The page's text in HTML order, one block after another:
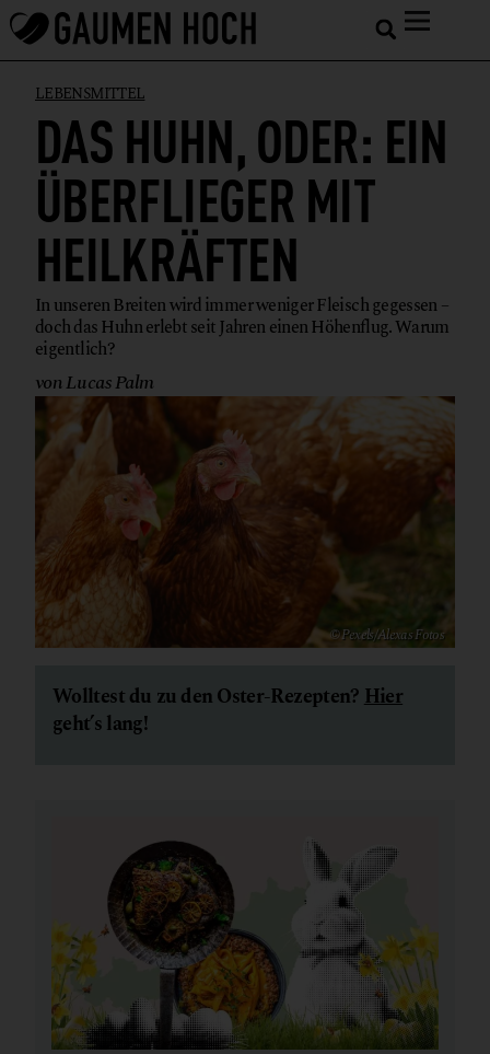
LEBENSMITTEL
DAS HUHN, ODER: EIN
ÜBERFLIEGER MIT
HEILKRÄFTEN
In unseren Breiten wird immer weniger Fleisch gegessen –
doch das Huhn erlebt seit Jahren einen Höhenflug. Warum
eigentlich?
von Lucas Palm
© Pexels/Alexas Fotos
Wolltest du zu den Oster-Rezepten?Hier
geht’s lang!